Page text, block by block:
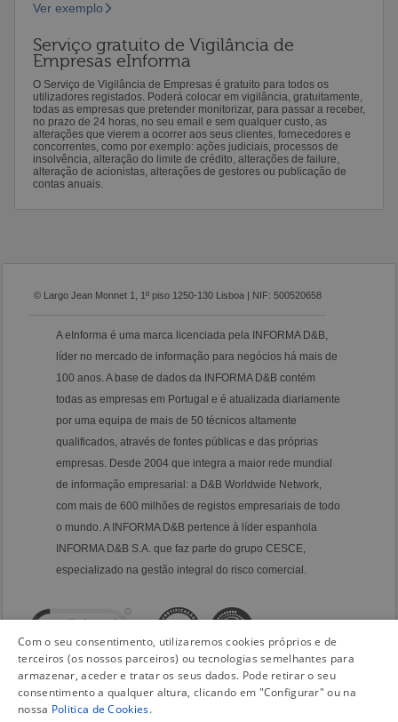
Ver exemplo
Serviço gratuito de Vigilância de
Empresas eInforma
O Serviço de Vigilância de Empresas é gratuito para todos os
utilizadores registados. Poderá colocar em vigilância, gratuitamente,
todas as empresas que pretender monitorizar, para passar a receber,
no prazo de 24 horas, no seu email e sem qualquer custo, as
alterações que vierem a ocorrer aos seus clientes, fornecedores e
concorrentes, como por exemplo: ações judiciais, processos de
insolvência, alteração do limite de crédito, alterações de failure,
alteração de acionistas, alterações de gestores ou publicação de
contas anuais.
© Largo Jean Monnet 1, 1º piso 1250-130 Lisboa | NIF: 500520658
A eInforma é uma marca licenciada pela INFORMA D&B,
líder no mercado de informação para negócios há mais de
100 anos. A base de dados da INFORMA D&B contém
todas as empresas em Portugal e é atualizada diariamente
por uma equipa de mais de 50 técnicos altamente
qualificados, através de fontes públicas e das próprias
empresas. Desde 2004 que integra a maior rede mundial
de informação empresarial: a D&B Worldwide Network,
com mais de 600 milhões de registos empresariais de todo
o mundo. A INFORMA D&B pertence à líder espanhola
INFORMA D&B S.A. que faz parte do grupo CESCE,
especializado na gestão integral do risco comercial.
Com o seu consentimento, utilizaremos cookies próprios e de
terceiros (os nossos parceiros) ou tecnologias semelhantes para
armazenar, aceder e tratar os seus dados. Pode retirar o seu
consentimento a qualquer altura, clicando em "Configurar" ou na
nossa Politica de Cookies.